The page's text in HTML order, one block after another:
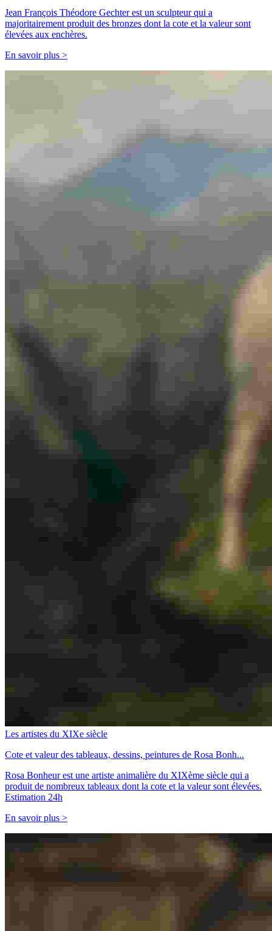
Jean François Théodore Gechter est un sculpteur qui a
majoritairement produit des bronzes dont la cote et la valeur sont
élevées aux enchères.
En savoir plus >
Les artistes du XIXe siècle
Cote et valeur des tableaux, dessins, peintures de Rosa Bonh...
Rosa Bonheur est une artiste animalière du XIXème siècle qui a
produit de nombreux tableaux dont la cote et la valeur sont élevées.
Estimation 24h
En savoir plus >